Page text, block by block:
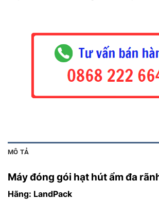
MÔ TẢ
Máy đóng gói hạt hút ẩm đa
Hãng: LandPack